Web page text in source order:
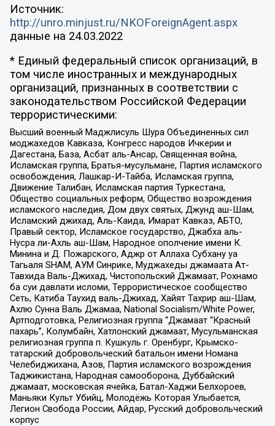
Источник:
http://unro.minjust.ru/NKOForeignAgent.aspx
данные на 24.03.2022
* Единый федеральный список организаций, в
том числе иностранных и международных
организаций, признанных в соответствии с
законодательством Российской Федерации
террористическими:
Высший военный Маджлисуль Шура Объединенных сил
моджахедов Кавказа, Конгресс народов Ичкерии и
Дагестана, База, Асбат аль-Ансар, Священная война,
Исламская группа, Братья-мусульмане, Партия исламского
освобождения, Лашкар-И-Тайба, Исламская группа,
Движение Талибан, Исламская партия Туркестана,
Общество социальных реформ, Общество возрождения
исламского наследия, Дом двух святых, Джунд аш-Шам,
Исламский джихад, Аль-Каида, Имарат Кавказ, АБТО,
Правый сектор, Исламское государство, Джабха аль-
Нусра ли-Ахль аш-Шам, Народное ополчение имени К.
Минина и Д. Пожарского, Аджр от Аллаха Субхану уа
Тагьаля SHAM, АУМ Синрике, Муджахеды джамаата Ат-
Тавхида Валь-Джихад, Чистопольский Джамаат, Рохнамо
ба суи давлати исломи, Террористическое сообщество
Сеть, Катиба Таухид валь-Джихад, Хайят Тахрир аш-Шам,
Ахлю Сунна Валь Джамаа, National Socialism/White Power,
Артподготовка, Религиозная группа “Джамаат “Красный
пахарь”, Колумбайн, Хатлонский джамаат, Мусульманская
религиозная группа п. Кушкуль г. Оренбург, Крымско-
татарский добровольческий батальон имени Номана
Челебиджихана, Азов, Партия исламского возрождения
Таджикистана, Народная самооборона, Дуббайский
джамаат, московская ячейка, Батал-Хаджи Белхороев,
Маньяки Культ Убийц, Молодёжь Которая Улыбается,
Легион Свобода России, Айдар, Русский добровольческий
корпус